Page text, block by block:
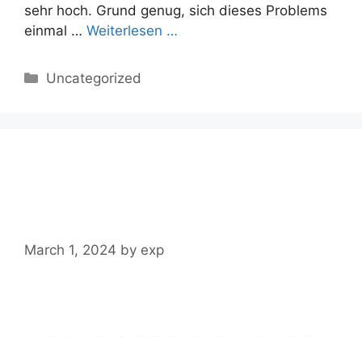
sehr hoch. Grund genug, sich dieses Problems
einmal … Weiterlesen …
Categories
Uncategorized
March 1, 2024 by exp